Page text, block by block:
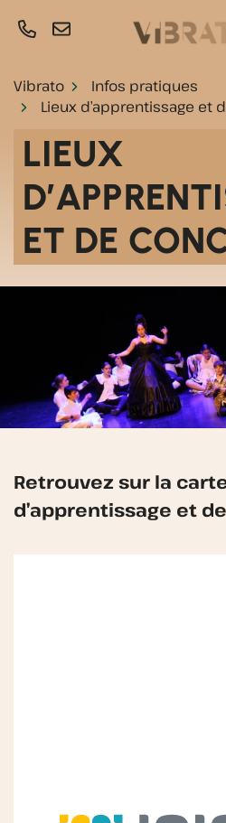
Vibrato
Infos pratiques
Lieux d’apprentissage et
LIEUX
ET DE
Retrouvez sur la
d’apprentissage et